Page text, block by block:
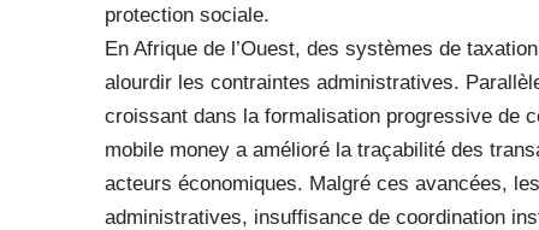
protection sociale.
En Afrique de l’Ouest, des systèmes de
alourdir les contraintes administratives.
croissant dans la formalisation progressive de
mobile money a amélioré la traçabilité des
acteurs économiques. Malgré ces avancées,
administratives, insuffisance de coordination